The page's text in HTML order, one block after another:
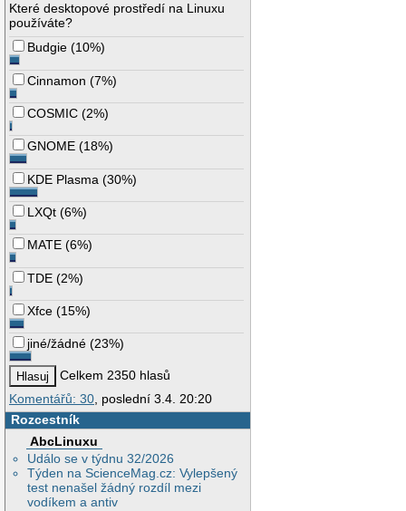
Které desktopové prostředí na Linuxu
používáte?
Budgie (10%)
Cinnamon (7%)
COSMIC (2%)
GNOME (18%)
KDE Plasma (30%)
LXQt (6%)
MATE (6%)
TDE (2%)
Xfce (15%)
jiné/žádné (23%)
Celkem 2350 hlasů
Komentářů: 30 , poslední 3.4. 20:20
Rozcestník
AbcLinuxu
Událo se v týdnu 32/2026
Týden na ScienceMag.cz: Vylepšený
test nenašel žádný rozdíl mezi
vodíkem a antiv